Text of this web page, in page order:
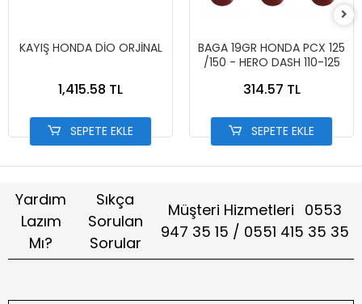
KAYIŞ HONDA DİO ORJİNAL
1,415.58 TL
SEPETE EKLE
BAGA 19GR HONDA PCX 125
/150 - HERO DASH 110-125
314.57 TL
SEPETE EKLE
Yardım
Lazım
Mı?
Sıkça
Sorulan
Sorular
Müşteri Hizmetleri 0553
947 35 15 / 0551 415 35 35